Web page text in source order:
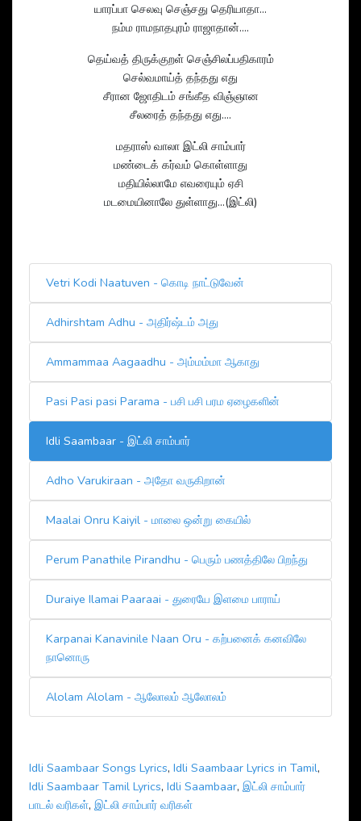
யாரப்பா செலவு செஞ்சது தெரியாதா...
நம்ம ராமநாதபுரம் ராஜாதான்....
தெய்வத் திருக்குறள் செஞ்சிலப்பதிகாரம்
செல்வமாய்த் தந்தது எது
சீரான ஜோதிடம் சங்கீத விஞ்ஞான
சீலரைத் தந்தது எது....
மதராஸ் வாலா இட்லி சாம்பார்
மண்டைக் கர்வம் கொள்ளாது
மதியில்லாமே எவரையும் ஏசி
மடமையினாலே துள்ளாது...(இட்லி)
Vetri Kodi Naatuven - கொடி நாட்டுவேன்
Adhirshtam Adhu - அதிர்ஷ்டம் அது
Ammammaa Aagaadhu - அம்மம்மா ஆகாது
Pasi Pasi pasi Parama - பசி பசி பரம ஏழைகளின்
Idli Saambaar - இட்லி சாம்பார்
Adho Varukiraan - அதோ வருகிறான்
Maalai Onru Kaiyil - மாலை ஒன்று கையில்
Perum Panathile Pirandhu - பெரும் பணத்திலே பிறந்து
Duraiye Ilamai Paaraai - துரையே இளமை பாராய்
Karpanai Kanavinile Naan Oru - கற்பனைக் கனவிலே
நானொரு
Alolam Alolam - ஆலோலம் ஆலோலம்
Idli Saambaar Songs Lyrics, Idli Saambaar Lyrics in Tamil,
Idli Saambaar Tamil Lyrics, Idli Saambaar, இட்லி சாம்பார்
பாடல் வரிகள், இட்லி சாம்பார் வரிகள்